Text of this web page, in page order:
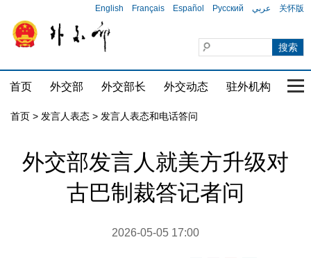
English Français Español Русский عربي 关怀版
首页 外交部 外交部长 外交动态 驻外机构 国
首页 > 发言人表态 > 发言人表态和电话答问
外交部发言人就美方升级对
古巴制裁答记者问
2026-05-05 17:00